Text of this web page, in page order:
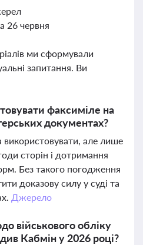
26 червня
ми сформували
запитання. Ви
факсиміле на
документах?
але лише
сторін і дотримання
Без такого погодження
доказову силу у суді та
Джерело
військового обліку
Кабмін у 2026 році?